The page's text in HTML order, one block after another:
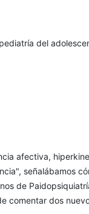
del
afectiva,
señalábamos
de
comentar dos